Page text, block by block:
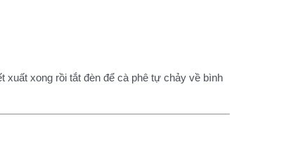
xong rồi tắt đèn để cà phê tự chảy về bình